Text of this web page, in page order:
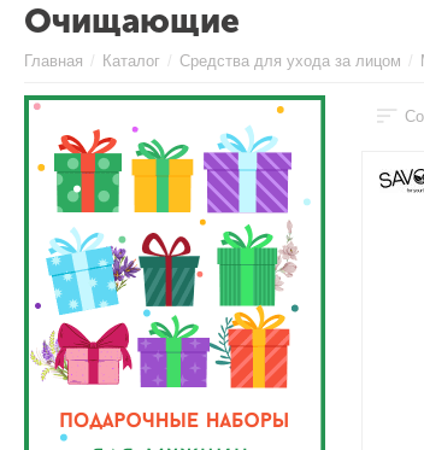
Очищающие
Главная / Каталог / Средства для ухода за лицом /